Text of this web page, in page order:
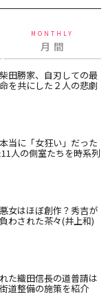
MONTHLY
月 間
田勝家、自刃しての最
を共にした２人の悲劇
当に「女狂い」だった
人の側室たちを時系列
女はほぼ創作？秀吉が
わされた茶々(井上和)
た織田信長の道普請は
道整備の施策を紹介